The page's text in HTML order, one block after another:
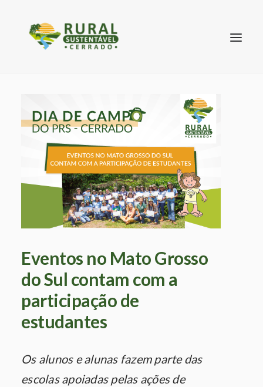
SEARCH
Eventos no Mato Grosso
do Sul contam com a
participação de
estudantes
Os alunos e alunas fazem parte das
escolas apoiadas pelas ações de